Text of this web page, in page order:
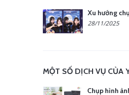
28/11/2025
MỘT SỐ DỊCH VỤ CỦA
Chụp hình